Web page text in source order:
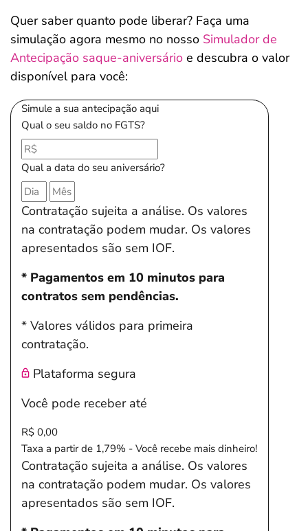
Quer saber quanto pode liberar? Faça uma
simulação agora mesmo no nosso Simulador de
Antecipação saque-aniversário e descubra o valor
disponível para você:
Simule a sua antecipação aqui
Qual o seu saldo no FGTS?
Qual a data do seu aniversário?
Contratação sujeita a análise. Os valores
na contratação podem mudar. Os valores
apresentados são sem IOF.
* Pagamentos em 10 minutos para
contratos sem pendências.
* Valores válidos para primeira
contratação.
Plataforma segura
Você pode receber até
R$ 0,00
Taxa a partir de 1,79% - Você recebe mais dinheiro!
Contratação sujeita a análise. Os valores
na contratação podem mudar. Os valores
apresentados são sem IOF.